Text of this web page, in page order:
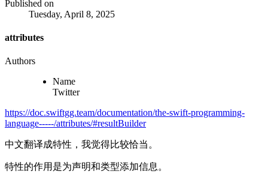
Published on
Tuesday, April 8, 2025
attributes
Authors
Name
Twitter
https://doc.swiftgg.team/documentation/the-swift-programming-
language-----/attributes/#resultBuilder
中文翻译成特性，我觉得比较恰当。
特性的作用是为声明和类型添加信息。